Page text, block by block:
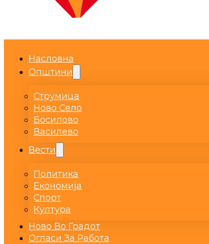
Насловна
Општини
Струмица
Ново Село
Босилово
Василево
Вести
Политика
Економија
Спорт
Култура
Ново Во Градот
Огласи За Работа